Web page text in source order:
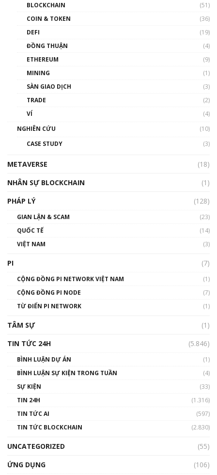
như thể nào?
00:39:31
Phổ cập Blockchain
thống & Crypto qua các cuộc chiến | Phổ cập
01:32:59
gió ấm
Talkshow 14: MemeCoin – Trò đùa tỷ đô
01:29:26
BLOCKCHAIN
(51)
COIN & TOKEN
(36)
DEFI
(19)
ĐỒNG THUẬN
(4)
ETHEREUM
(9)
MINING
(1)
SÀN GIAO DỊCH
(3)
TRADE
(2)
VÍ
(4)
NGHIÊN CỨU
(10)
CASE STUDY
(3)
METAVERSE
(18)
NHÂN SỰ BLOCKCHAIN
(1)
PHÁP LÝ
(128)
GIAN LẬN & SCAM
(23)
QUỐC TẾ
(14)
VIỆT NAM
(3)
PI (7)
CỘNG ĐỒNG PI NETWORK VIỆT NAM
(1)
CỘNG ĐỒNG PI NODE
(7)
TỪ ĐIỂN PI NETWORK
(1)
TÂM SỰ
(1)
TIN TỨC 24H
(5.846)
BÌNH LUẬN DỰ ÁN
(1)
BÌNH LUẬN SỰ KIỆN TRONG TUẦN
(4)
SỰ KIỆN
(33)
TIN 24H
(1.316)
TIN TỨC AI
(597)
TIN TỨC BLOCKCHAIN
(2.830)
UNCATEGORIZED
(55)
ỨNG DỤNG
(106)